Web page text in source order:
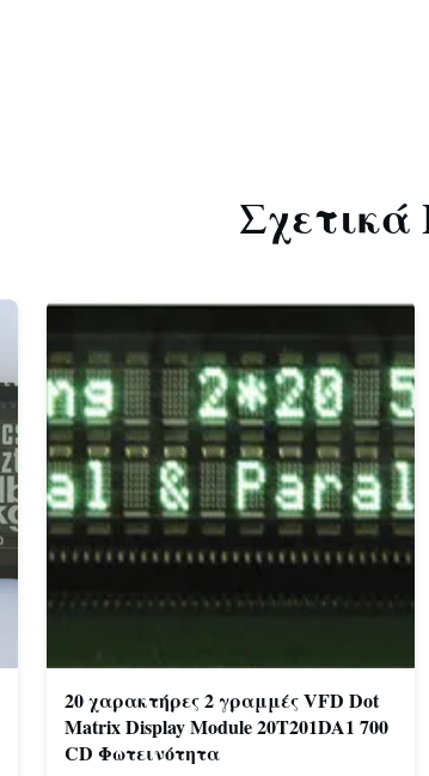
Σχετικά
20 χαρακτήρες 2 γραμμές VFD Dot
Matrix Display Module 20T201DA1 700
CD Φωτεινότητα